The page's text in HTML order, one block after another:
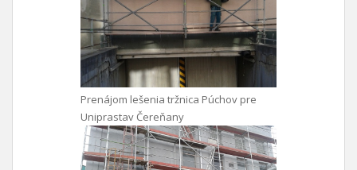
Prenájom lešenia tržnica Púchov pre
Uniprastav Čereňany